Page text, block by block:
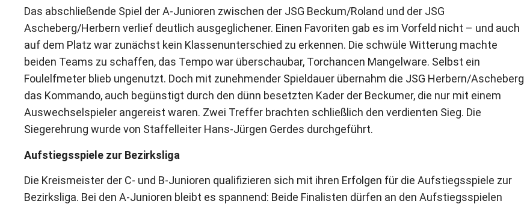
Das abschließende Spiel der A-Junioren zwischen der JSG Beckum/Roland und der JSG
Ascheberg/Herbern verlief deutlich ausgeglichener. Einen Favoriten gab es im Vorfeld nicht – und auch
auf dem Platz war zunächst kein Klassenunterschied zu erkennen. Die schwüle Witterung machte
beiden Teams zu schaffen, das Tempo war überschaubar, Torchancen Mangelware. Selbst ein
Foulelfmeter blieb ungenutzt. Doch mit zunehmender Spieldauer übernahm die JSG Herbern/Ascheberg
das Kommando, auch begünstigt durch den dünn besetzten Kader der Beckumer, die nur mit einem
Auswechselspieler angereist waren. Zwei Treffer brachten schließlich den verdienten Sieg. Die
Siegerehrung wurde von Staffelleiter Hans-Jürgen Gerdes durchgeführt.
Aufstiegsspiele zur Bezirksliga
Die Kreismeister der C- und B-Junioren qualifizieren sich mit ihren Erfolgen für die Aufstiegsspiele zur
Bezirksliga. Bei den A-Junioren bleibt es spannend: Beide Finalisten dürfen an den Aufstiegsspielen